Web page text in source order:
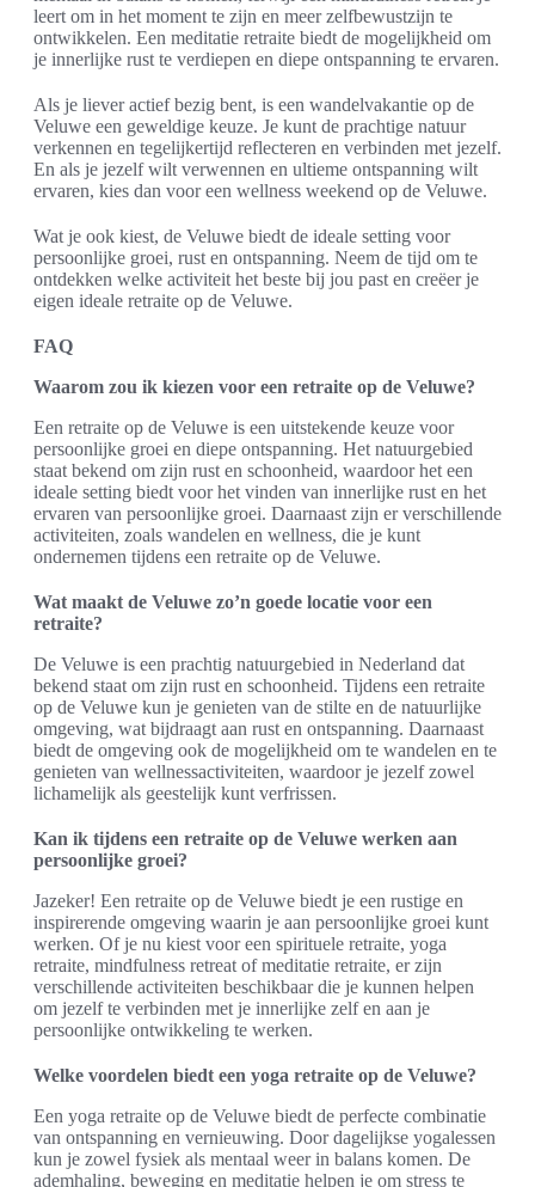
leert om in het moment te zijn en meer zelfbewustzijn te
ontwikkelen. Een meditatie retraite biedt de mogelijkheid om
je innerlijke rust te verdiepen en diepe ontspanning te ervaren.
Als je liever actief bezig bent, is een wandelvakantie op de
Veluwe een geweldige keuze. Je kunt de prachtige natuur
verkennen en tegelijkertijd reflecteren en verbinden met jezelf.
En als je jezelf wilt verwennen en ultieme ontspanning wilt
ervaren, kies dan voor een wellness weekend op de Veluwe.
Wat je ook kiest, de Veluwe biedt de ideale setting voor
persoonlijke groei, rust en ontspanning. Neem de tijd om te
ontdekken welke activiteit het beste bij jou past en creëer je
eigen ideale retraite op de Veluwe.
FAQ
Waarom zou ik kiezen voor een retraite op de Veluwe?
Een retraite op de Veluwe is een uitstekende keuze voor
persoonlijke groei en diepe ontspanning. Het natuurgebied
staat bekend om zijn rust en schoonheid, waardoor het een
ideale setting biedt voor het vinden van innerlijke rust en het
ervaren van persoonlijke groei. Daarnaast zijn er verschillende
activiteiten, zoals wandelen en wellness, die je kunt
ondernemen tijdens een retraite op de Veluwe.
Wat maakt de Veluwe zo’n goede locatie voor een
retraite?
De Veluwe is een prachtig natuurgebied in Nederland dat
bekend staat om zijn rust en schoonheid. Tijdens een retraite
op de Veluwe kun je genieten van de stilte en de natuurlijke
omgeving, wat bijdraagt aan rust en ontspanning. Daarnaast
biedt de omgeving ook de mogelijkheid om te wandelen en te
genieten van wellnessactiviteiten, waardoor je jezelf zowel
lichamelijk als geestelijk kunt verfrissen.
Kan ik tijdens een retraite op de Veluwe werken aan
persoonlijke groei?
Jazeker! Een retraite op de Veluwe biedt je een rustige en
inspirerende omgeving waarin je aan persoonlijke groei kunt
werken. Of je nu kiest voor een spirituele retraite, yoga
retraite, mindfulness retreat of meditatie retraite, er zijn
verschillende activiteiten beschikbaar die je kunnen helpen
om jezelf te verbinden met je innerlijke zelf en aan je
persoonlijke ontwikkeling te werken.
Welke voordelen biedt een yoga retraite op de Veluwe?
Een yoga retraite op de Veluwe biedt de perfecte combinatie
van ontspanning en vernieuwing. Door dagelijkse yogalessen
kun je zowel fysiek als mentaal weer in balans komen. De
ademhaling, beweging en meditatie helpen je om stress te